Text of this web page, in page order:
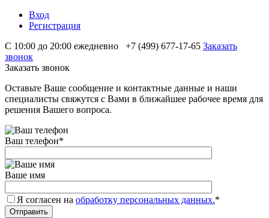
Вход
Регистрация
С 10:00 до 20:00 ежедневно
+7 (499) 677-17-65 Заказать
звонок
Заказать звонок
Оставьте Ваше сообщение и контактные данные и наши
специалисты свяжутся с Вами в ближайшее рабочее время для
решения Вашего вопроса.
Ваш телефон*
Ваше имя
Я согласен на обработку персональных данных.*